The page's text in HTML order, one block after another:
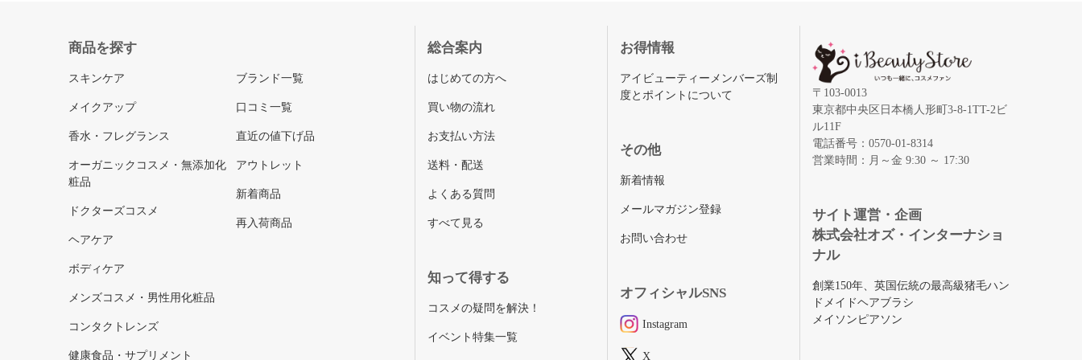
商品を探す
スキンケア
メイクアップ
香水・フレグランス
オーガニックコスメ・無添加化
粧品
ドクターズコスメ
ヘアケア
ボディケア
メンズコスメ・男性用化粧品
コンタクトレンズ
健康食品・サプリメント
ブランド一覧
口コミ一覧
直近の値下げ品
アウトレット
新着商品
再入荷商品
総合案内
はじめての方へ
買い物の流れ
お支払い方法
送料・配送
よくある質問
すべて見る
知って得する
コスメの疑問を解決！
イベント特集一覧
お得情報
アイビューティーメンバーズ制
度とポイントについて
その他
新着情報
メールマガジン登録
お問い合わせ
オフィシャルSNS
Instagram
X
〒103-0013
東京都中央区日本橋人形町3-8-1TT-2ビ
ル11F
電話番号：0570-01-8314
営業時間：月～金 9:30 ～ 17:30
サイト運営・企画
株式会社オズ・インターナショ
ナル
創業150年、英国伝統の最高級猪毛ハン
ドメイドヘアブラシ
メイソンピアソン